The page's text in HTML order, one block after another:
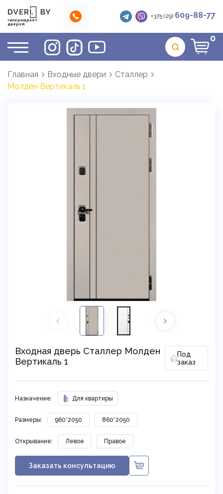
гипермаркет
дверей
+375 (29) 609-88-77
0
Главная Входные двери
Сталлер
Молден Вертикаль 1
Входная дверь Сталлер Молден
Вертикаль 1
Под
заказ
Назначение: Для квартиры
Размеры: 960*2050 860*2050
Открывание: Левое Правое
Заказать консультацию